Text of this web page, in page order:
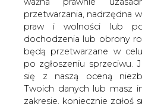
przetwarzania, nadrzędna
praw i wolności lub
dochodzenia lub obrony
będą przetwarzane w
po zgłoszeniu sprzeciwu.
się z naszą oceną
Twoich danych lub masz
zakresie, koniecznie zgłoś
gdy notowania ropy
poruszają się w
USD za baryłkę.
Zniżkom cen ropy
dotyczące rekordowej
która w minionym tygodniu
dziennie. To pozwoliło